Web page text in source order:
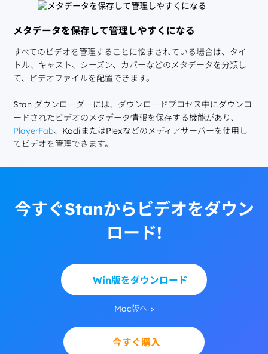
メタデータを保存して管理しやすくになる
すべてのビデオを管理することに悩まされている場合は、タイ
トル、キャスト、シーズン、カバーなどのメタデータを分類し
て、ビデオファイルを配置できます。
Stan ダウンローダーには、ダウンロードプロセス中にダウンロ
ードされたビデオのメタデータ情報を保存する機能があり、
PlayerFab、KodiまたはPlexなどのメディアサーバーを使用し
てビデオを管理できます。
今すぐStanからビデオをダウン
ロード!
Win版をダウンロード
Mac版へ >
今すぐ購入